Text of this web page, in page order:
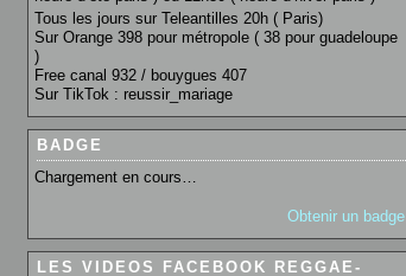
Tous les jours sur Teleantilles 20h ( Paris)
Sur Orange 398 pour métropole ( 38 pour guadeloupe
)
Free canal 932 / bouygues 407
Sur TikTok : reussir_mariage
BADGE
Chargement en cours…
Obtenir un badge
LES VIDEOS FACEBOOK REGGAE-